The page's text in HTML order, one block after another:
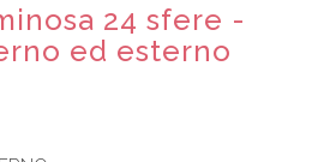
24 sfere -
ed esterno